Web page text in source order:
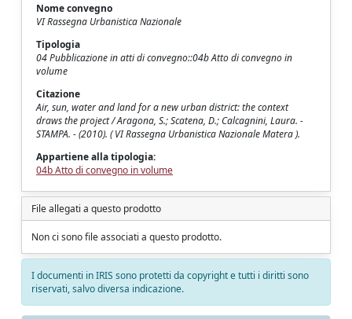
Nome convegno
VI Rassegna Urbanistica Nazionale
Tipologia
04 Pubblicazione in atti di convegno::04b Atto di convegno in
volume
Citazione
Air, sun, water and land for a new urban district: the context
draws the project / Aragona, S.; Scatena, D.; Calcagnini, Laura. -
STAMPA. - (2010). ( VI Rassegna Urbanistica Nazionale Matera ).
Appartiene alla tipologia:
04b Atto di convegno in volume
File allegati a questo prodotto
Non ci sono file associati a questo prodotto.
I documenti in IRIS sono protetti da copyright e tutti i diritti sono
riservati, salvo diversa indicazione.